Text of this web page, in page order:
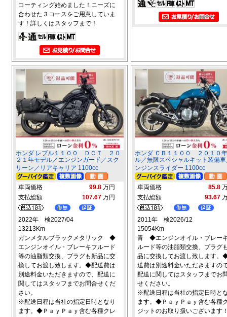
コーティング始めました！ニーズに
合わせた３コースをご用意していま
す！詳しくはスタッフまで！
ホンダ レブル１１００ ＤＣＴ ２０
２１年モデル／エンジンガード／スク
リーン／リアキャリア 1100cc
車両価格 99.8 万円
支払総額
107.67 万円
2022年 検2027/04
13213Km
ガンメタルブラックメタリック ◆
エンジンオイル・ブレーキフルード
等の油脂類交換、プラグも新品に交
換してお渡し致します。◆配送費は
別途料金いただきますので、配送に
関してはスタッフまでお問合せくだ
さい。
※配送日程は当社の指定日時となり
ます。◆ＰａｙＰａｙ含む各種クレ
ホンダ ＣＢ１１００ ２０１０
ル／無限スペシャルキット装備
ンジンスライダー 1100cc
車両価格 85.8
支払総額
93.67
2011年 検2026/12
15054Km
青 ◆エンジンオイル・ブレー
ルード等の油脂類交換、プラグ
品に交換してお渡し致します。
送費は別途料金いただきますの
配送に関してはスタッフまでお
せください。
※配送日程は当社の指定日時と
ます。◆ＰａｙＰａｙ含む各種
ジットのお取り扱いございます